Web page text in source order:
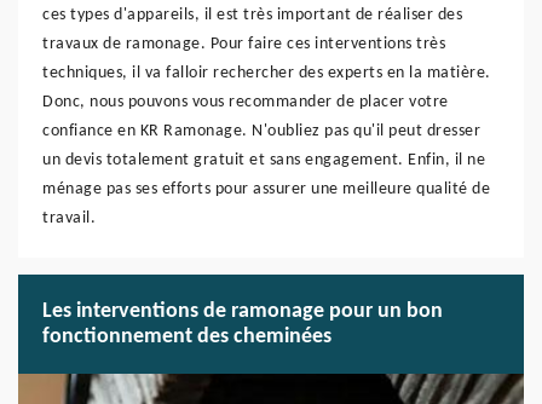
ces types d'appareils, il est très important de réaliser des
travaux de ramonage. Pour faire ces interventions très
techniques, il va falloir rechercher des experts en la matière.
Donc, nous pouvons vous recommander de placer votre
confiance en KR Ramonage. N'oubliez pas qu'il peut dresser
un devis totalement gratuit et sans engagement. Enfin, il ne
ménage pas ses efforts pour assurer une meilleure qualité de
travail.
Les interventions de ramonage pour un bon
fonctionnement des cheminées